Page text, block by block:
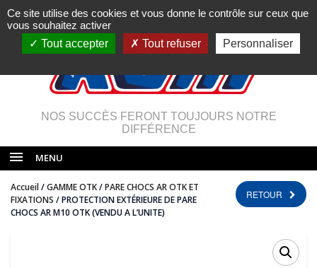
NOS SUCCÈS FERONT TOUJOURS NOTRE
DIFFÉRENCE
MENU
Accueil/GAMME OTK/PARE CHOCS AR OTK ET
FIXATIONS / PROTECTION EXTÉRIEURE DE PARE
CHOCS AR M10 OTK (VENDU A L’UNITE)
RETOUR
Ce site utilise des cookies et vous donne le contrôle sur ceux que
vous souhaitez activer
Tout accepter
Tout refuser Personnaliser